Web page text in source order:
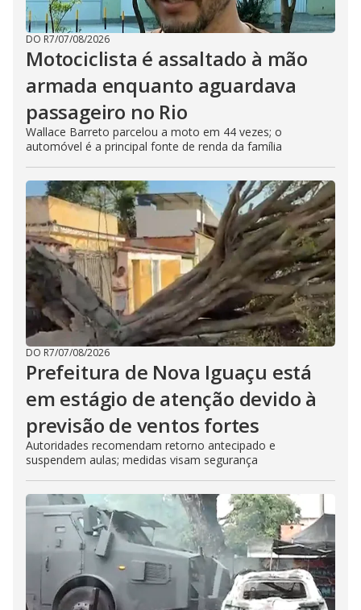
DO R7/07/08/2026
Motociclista é assaltado à mão
armada enquanto aguardava
passageiro no Rio
Wallace Barreto parcelou a moto em 44 vezes; o
automóvel é a principal fonte de renda da família
DO R7/07/08/2026
Prefeitura de Nova Iguaçu está
em estágio de atenção devido à
previsão de ventos fortes
Autoridades recomendam retorno antecipado e
suspendem aulas; medidas visam segurança